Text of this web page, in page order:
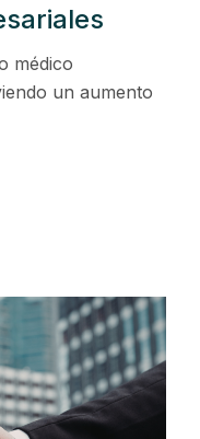
médico
un aumento